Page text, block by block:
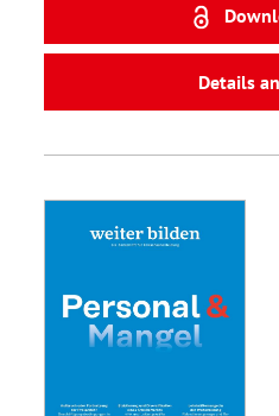
Details